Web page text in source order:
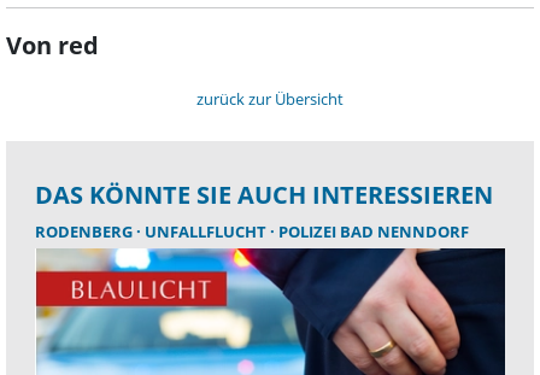
Von red
zurück zur Übersicht
DAS KÖNNTE SIE AUCH INTERESSIEREN
RODENBERG UNFALLFLUCHT POLIZEI BAD NENNDORF